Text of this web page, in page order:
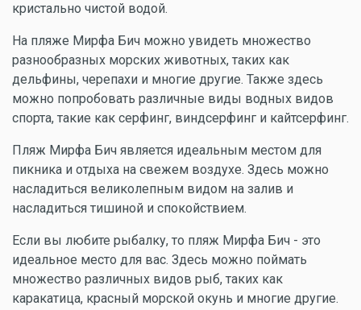
кристально чистой водой.
На пляже Мирфа Бич можно увидеть множество
разнообразных морских животных, таких как
дельфины, черепахи и многие другие. Также здесь
можно попробовать различные виды водных видов
спорта, такие как серфинг, виндсерфинг и кайтсерфинг.
Пляж Мирфа Бич является идеальным местом для
пикника и отдыха на свежем воздухе. Здесь можно
насладиться великолепным видом на залив и
насладиться тишиной и спокойствием.
Если вы любите рыбалку, то пляж Мирфа Бич - это
идеальное место для вас. Здесь можно поймать
множество различных видов рыб, таких как
каракатица, красный морской окунь и многие другие.